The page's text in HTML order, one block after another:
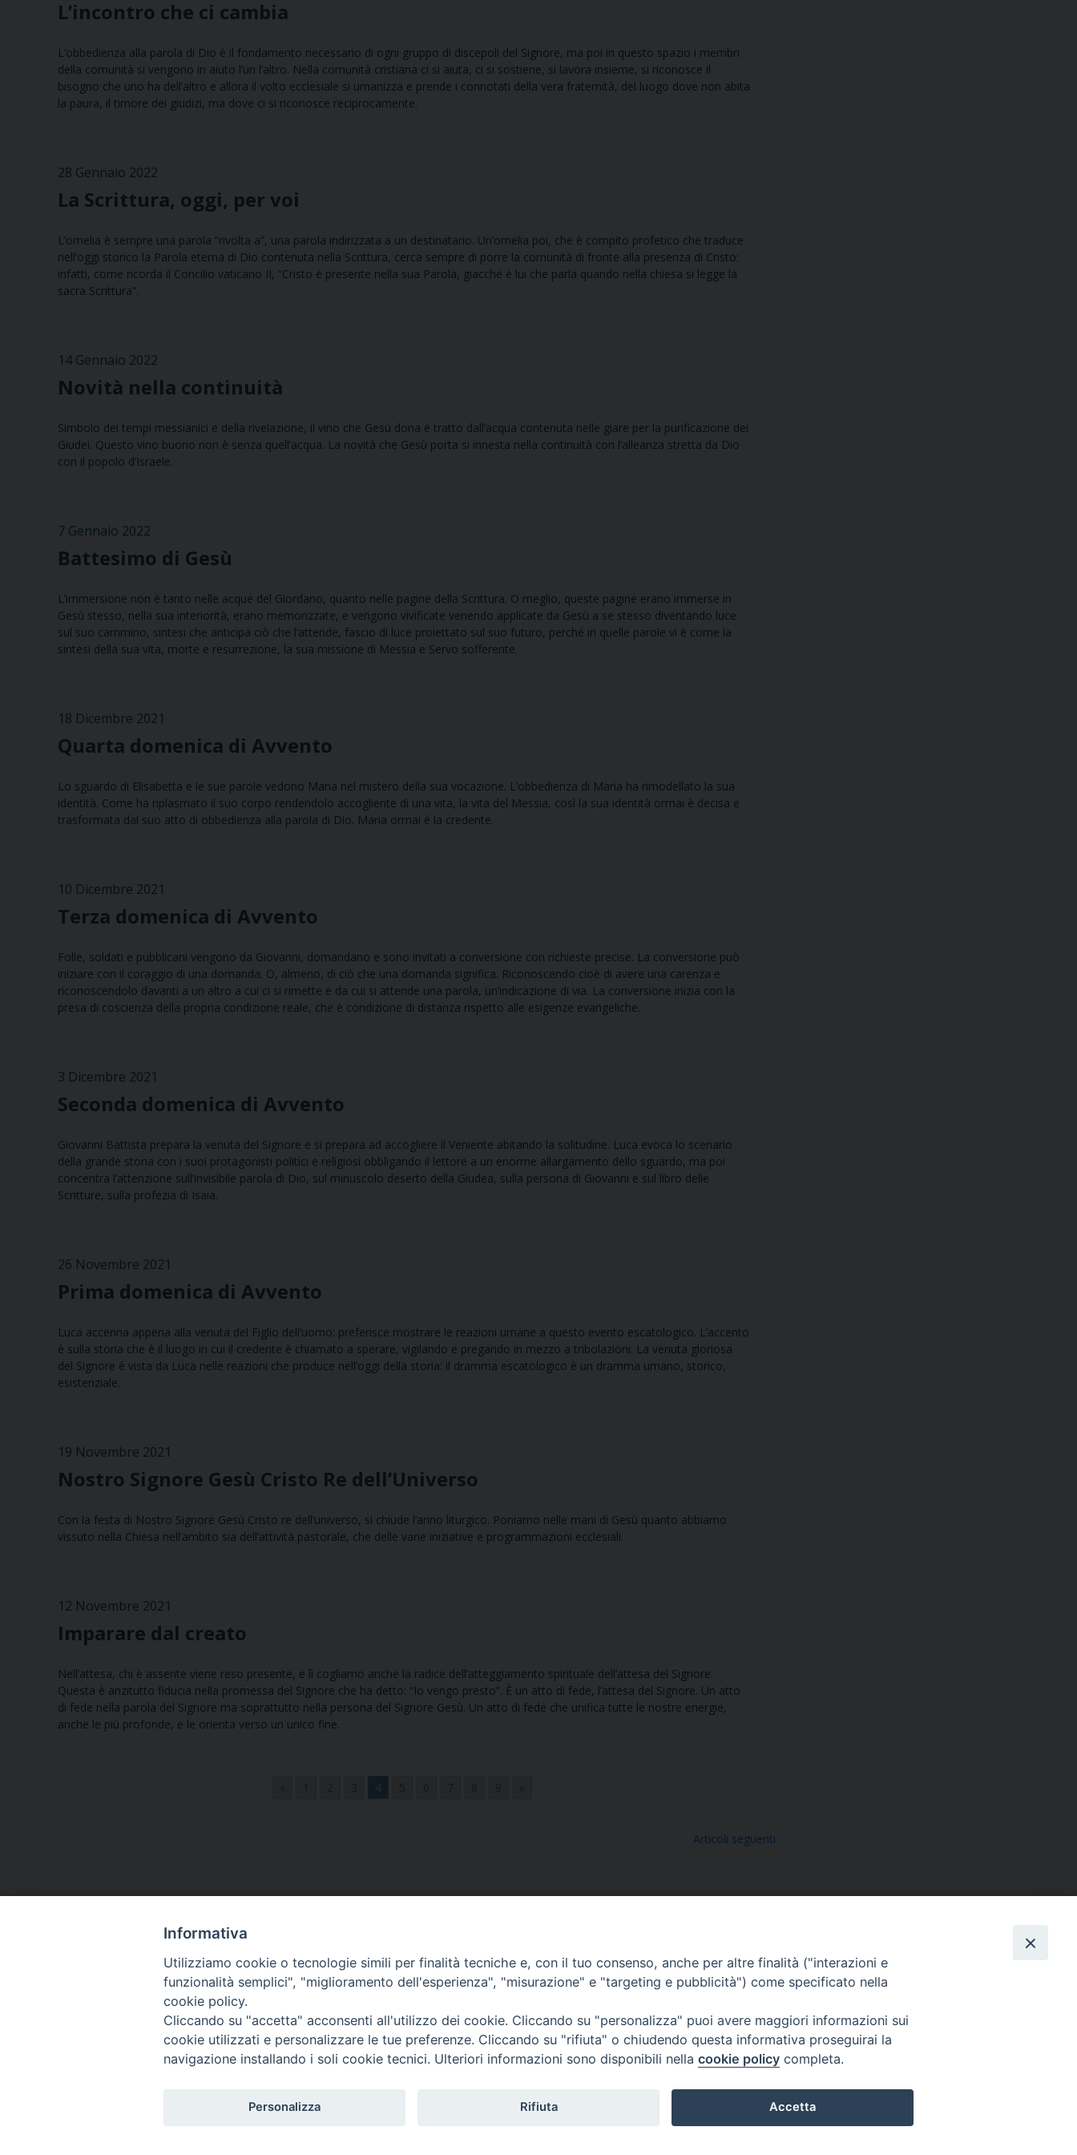
L’incontro che ci cambia
L’obbedienza alla parola di Dio è il fondamento necessario di ogni gruppo di discepoli del Signore, ma poi in questo spazio i membri
della comunità si vengono in aiuto l’un l’altro. Nella comunità cristiana ci si aiuta, ci si sostiene, si lavora insieme, si riconosce il
bisogno che uno ha dell’altro e allora il volto ecclesiale si umanizza e prende i connotati della vera fraternità, del luogo dove non abita
la paura, il timore dei giudizi, ma dove ci si riconosce reciprocamente.
28 Gennaio 2022
La Scrittura, oggi, per voi
L’omelia è sempre una parola “rivolta a”, una parola indirizzata a un destinatario. Un’omelia poi, che è compito profetico che traduce
nell’oggi storico la Parola eterna di Dio contenuta nella Scrittura, cerca sempre di porre la comunità di fronte alla presenza di Cristo:
infatti, come ricorda il Concilio vaticano II, “Cristo è presente nella sua Parola, giacché è lui che parla quando nella chiesa si legge la
sacra Scrittura”.
14 Gennaio 2022
Novità nella continuità
Simbolo dei tempi messianici e della rivelazione, il vino che Gesù dona è tratto dall’acqua contenuta nelle giare per la purificazione dei
Giudei. Questo vino buono non è senza quell’acqua. La novità che Gesù porta si innesta nella continuità con l’alleanza stretta da Dio
con il popolo d’Israele.
7 Gennaio 2022
Battesimo di Gesù
L’immersione non è tanto nelle acque del Giordano, quanto nelle pagine della Scrittura. O meglio, queste pagine erano immerse in
Gesù stesso, nella sua interiorità, erano memorizzate, e vengono vivificate venendo applicate da Gesù a se stesso diventando luce
sul suo cammino, sintesi che anticipa ciò che l’attende, fascio di luce proiettato sul suo futuro, perché in quelle parole vi è come la
sintesi della sua vita, morte e resurrezione, la sua missione di Messia e Servo sofferente.
18 Dicembre 2021
Quarta domenica di Avvento
Lo sguardo di Elisabetta e le sue parole vedono Maria nel mistero della sua vocazione. L’obbedienza di Maria ha rimodellato la sua
identità. Come ha riplasmato il suo corpo rendendolo accogliente di una vita, la vita del Messia, così la sua identità ormai è decisa e
trasformata dal suo atto di obbedienza alla parola di Dio. Maria ormai è la credente.
10 Dicembre 2021
Terza domenica di Avvento
Folle, soldati e pubblicani vengono da Giovanni, domandano e sono invitati a conversione con richieste precise. La conversione può
iniziare con il coraggio di una domanda. O, almeno, di ciò che una domanda significa. Riconoscendo cioè di avere una carenza e
riconoscendolo davanti a un altro a cui ci si rimette e da cui si attende una parola, un’indicazione di via. La conversione inizia con la
presa di coscienza della propria condizione reale, che è condizione di distanza rispetto alle esigenze evangeliche.
3 Dicembre 2021
Seconda domenica di Avvento
Giovanni Battista prepara la venuta del Signore e si prepara ad accogliere il Veniente abitando la solitudine. Luca evoca lo scenario
della grande storia con i suoi protagonisti politici e religiosi obbligando il lettore a un enorme allargamento dello sguardo, ma poi
concentra l’attenzione sull’invisibile parola di Dio, sul minuscolo deserto della Giudea, sulla persona di Giovanni e sul libro delle
Scritture, sulla profezia di Isaia.
26 Novembre 2021
Prima domenica di Avvento
Luca accenna appena alla venuta del Figlio dell’uomo: preferisce mostrare le reazioni umane a questo evento escatologico. L’accento
è sulla storia che è il luogo in cui il credente è chiamato a sperare, vigilando e pregando in mezzo a tribolazioni. La venuta gloriosa
del Signore è vista da Luca nelle reazioni che produce nell’oggi della storia: il dramma escatologico è un dramma umano, storico,
esistenziale.
19 Novembre 2021
Nostro Signore Gesù Cristo Re dell’Universo
Con la festa di Nostro Signore Gesù Cristo re dell’universo, si chiude l’anno liturgico. Poniamo nelle mani di Gesù quanto abbiamo
vissuto nella Chiesa nell’ambito sia dell’attività pastorale, che delle varie iniziative e programmazioni ecclesiali.
12 Novembre 2021
Imparare dal creato
Nell’attesa, chi è assente viene reso presente, e lì cogliamo anche la radice dell’atteggiamento spirituale dell’attesa del Signore.
Questa è anzitutto fiducia nella promessa del Signore che ha detto: “Io vengo presto”. È un atto di fede, l’attesa del Signore. Un atto
di fede nella parola del Signore ma soprattutto nella persona del Signore Gesù. Un atto di fede che unifica tutte le nostre energie,
anche le più profonde, e le orienta verso un unico fine.
4
Articoli seguenti
Piazza Giovene 4 – 70056 Molfetta (BA)
Ufficio Comunicazioni sociali
Piazza Giovene 4 – 70056 Molfetta (BA)
comunicazionisociali@diocesimolfetta.it
SEGUICI SU
Facebook
Instagram
X YouTube
Informativa
Utilizziamo cookie o tecnologie simili per finalità tecniche e, con il tuo consenso, anche per altre finalità ("interazioni e
funzionalità semplici", "miglioramento dell'esperienza", "misurazione" e "targeting e pubblicità") come specificato nella
cookie policy.
Cliccando su "accetta" acconsenti all'utilizzo dei cookie. Cliccando su "personalizza" puoi avere maggiori informazioni sui
cookie utilizzati e personalizzare le tue preferenze. Cliccando su "rifiuta" o chiudendo questa informativa proseguirai la
navigazione installando i soli cookie tecnici. Ulteriori informazioni sono disponibili nella cookie policy completa.
Personalizza Rifiuta Accetta